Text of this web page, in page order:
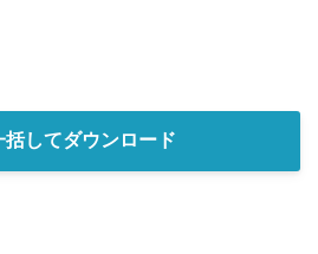
括してダウンロード